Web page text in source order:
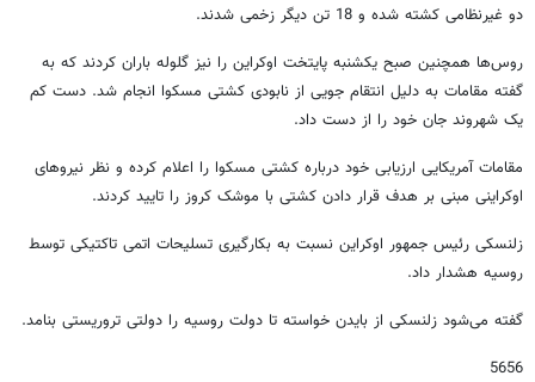
دو غیرنظامی کشته شده و 18 تن دیگر زخمی شدند.
روس‌ها همچنین صبح یکشنبه پایتخت اوکراین را نیز گلوله باران کردند که به
گفته مقامات به دلیل انتقام جویی از نابودی کشتی مسکوا انجام شد. دست کم
یک شهروند جان خود را از دست داد.
مقامات آمریکایی ارزیابی خود درباره کشتی مسکوا را اعلام کرده و نظر نیروهای
اوکراینی مبنی بر هدف قرار دادن کشتی با موشک کروز را تایید کردند.
زلنسکی رئیس جمهور اوکراین نسبت به بکارگیری تسلیحات اتمی تاکتیکی توسط
روسیه هشدار داد.
گفته می‌شود زلنسکی از بایدن خواسته تا دولت روسیه را دولتی تروریستی بنامد.
5656